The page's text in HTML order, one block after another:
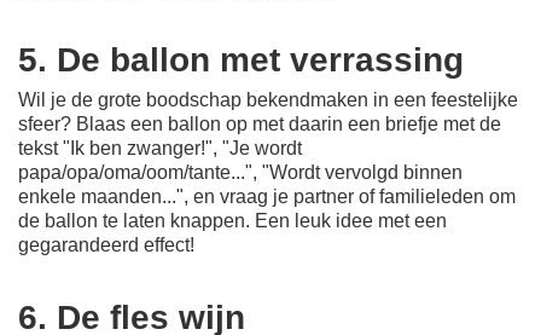
5. De ballon met verrassing
Wil je de grote boodschap bekendmaken in een feestelijke
sfeer? Blaas een ballon op met daarin een briefje met de
tekst "Ik ben zwanger!", "Je wordt
papa/opa/oma/oom/tante...", "Wordt vervolgd binnen
enkele maanden...", en vraag je partner of familieleden om
de ballon te laten knappen. Een leuk idee met een
gegarandeerd effect!
6. De fles wijn